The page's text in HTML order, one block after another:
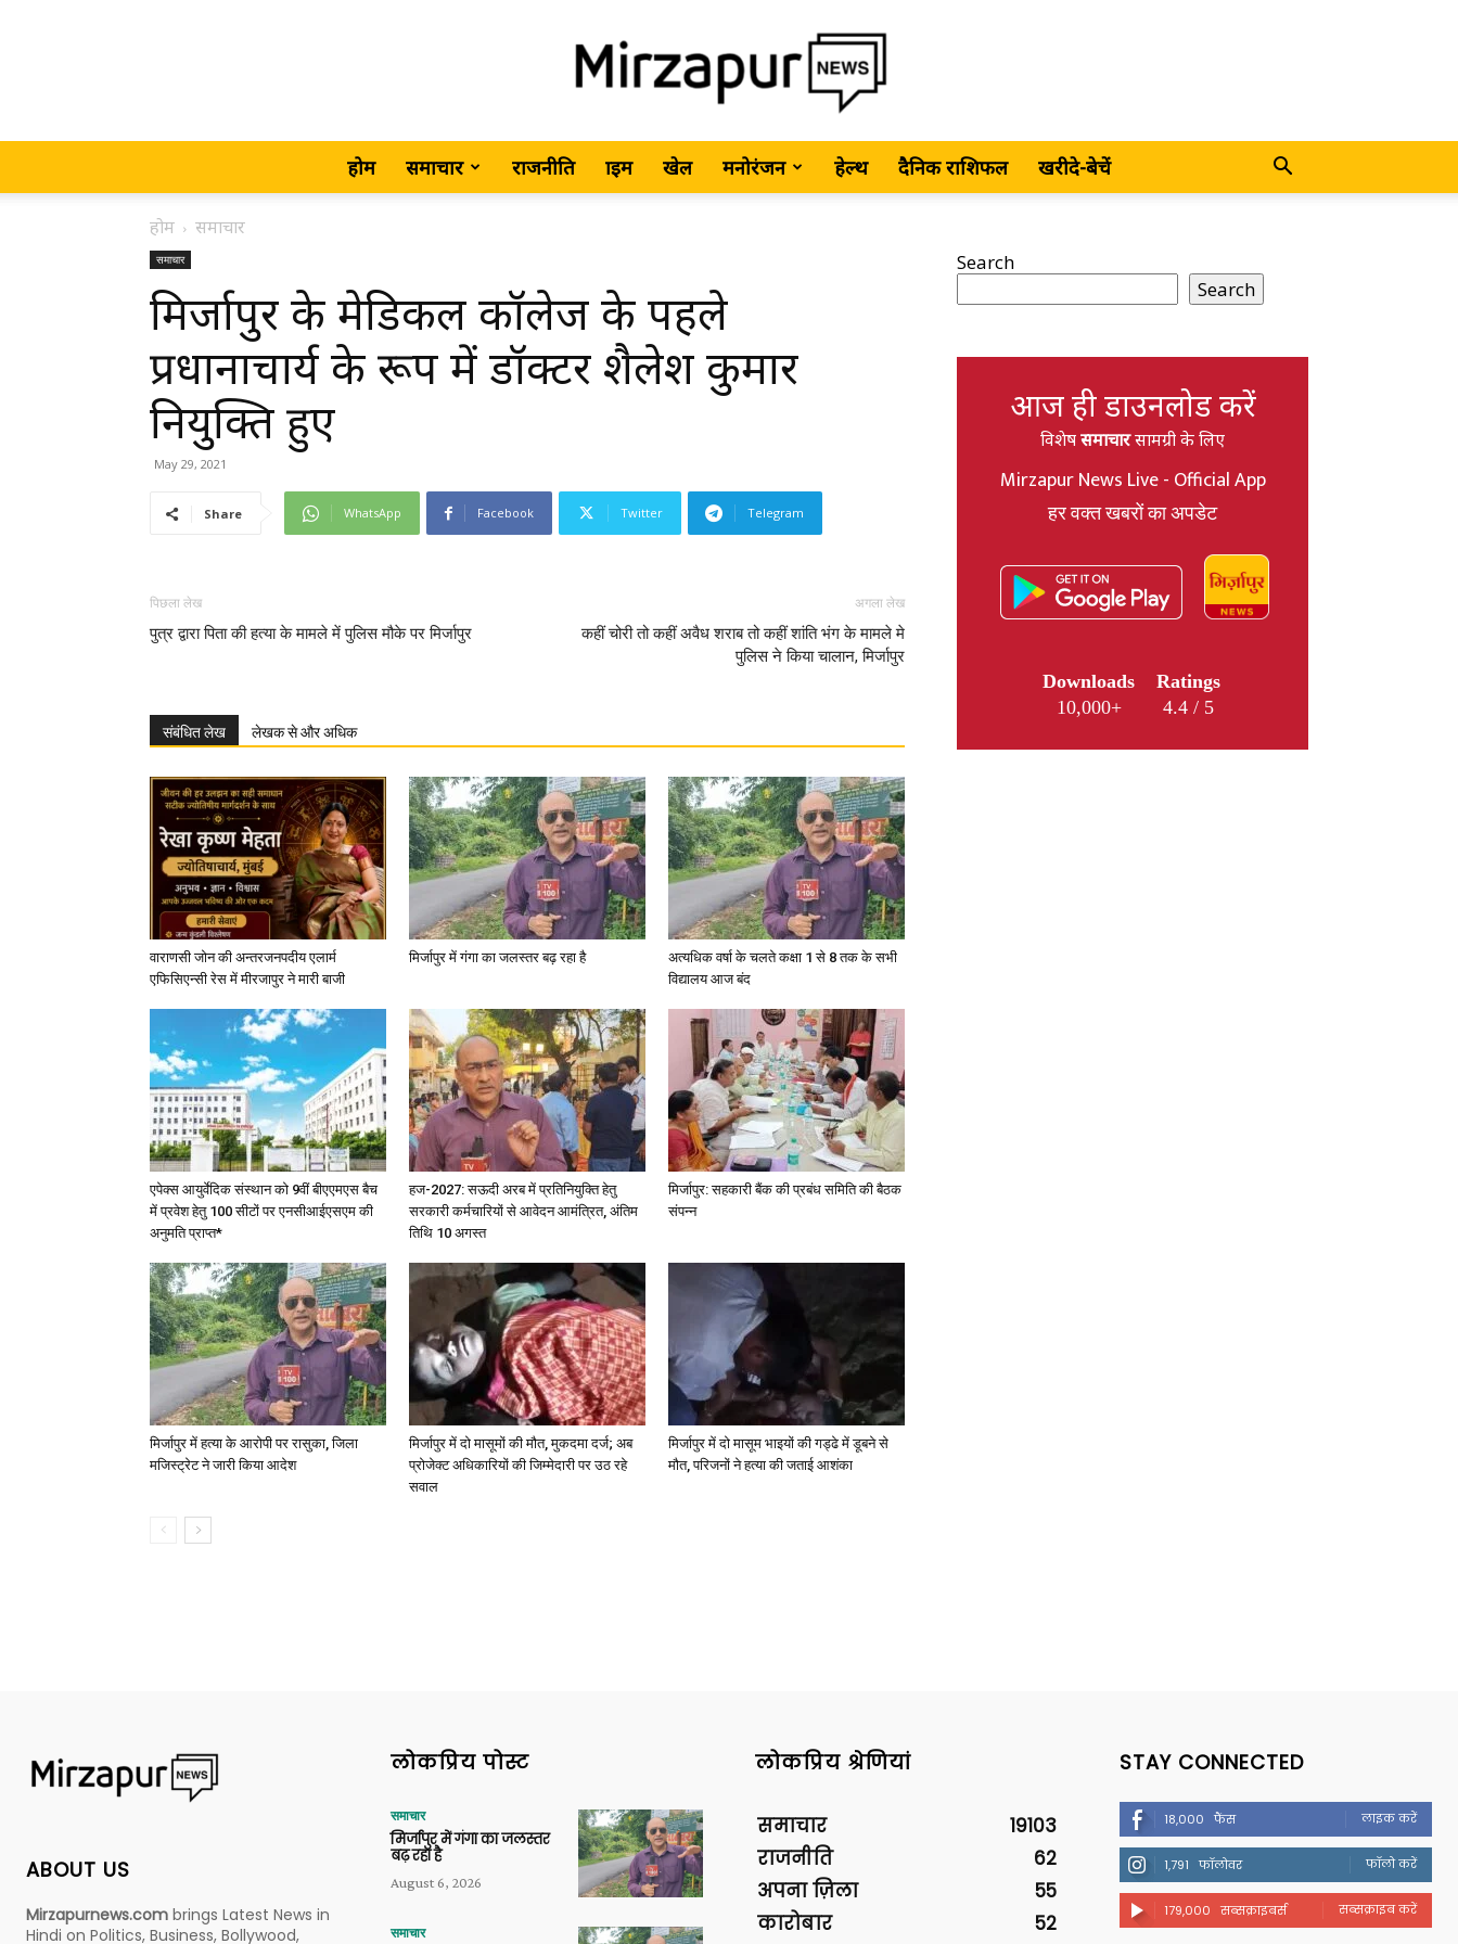
MirzapurNews.com
Latest
News
in
Hindi,
Today
Hindi
होम समाचार राजनीति क्राइम खेल मनोरंजन हेल्थ दैनिक राशिफल खरीदे-बेचें
होम समाचार
समाचार
मिर्जापुर के मेडिकल कॉलेज के पहले
प्रधानाचार्य के रूप में डॉक्टर शैलेश कुमार
नियुक्ति हुए
May 29, 2021
Share WhatsApp Facebook Twitter Telegram
पिछला लेख
पुत्र द्वारा पिता की हत्या के मामले में पुलिस मौके पर मिर्जापुर
अगला लेख
कहीं चोरी तो कहीं अवैध शराब तो कहीं शांति भंग के मामले मे
पुलिस ने किया चालान, मिर्जापुर
संबंधित लेख लेखक से और अधिक
वाराणसी जोन की अन्तरजनपदीय एलार्म
एफिसिएन्सी रेस में मीरजापुर ने मारी बाजी
मिर्जापुर में गंगा का जलस्तर बढ़ रहा है
अत्यधिक वर्षा के चलते कक्षा 1 से 8 तक के सभी
विद्यालय आज बंद
एपेक्स आयुर्वेदिक संस्थान को 9वीं बीएएमएस बैच
में प्रवेश हेतु 100 सीटों पर एनसीआईएसएम की
अनुमति प्राप्त*
हज-2027: सऊदी अरब में प्रतिनियुक्ति हेतु
सरकारी कर्मचारियों से आवेदन आमंत्रित, अंतिम
तिथि 10 अगस्त
मिर्जापुर: सहकारी बैंक की प्रबंध समिति की बैठक
संपन्न
मिर्जापुर में हत्या के आरोपी पर रासुका, जिला
मजिस्ट्रेट ने जारी किया आदेश
मिर्जापुर में दो मासूमों की मौत, मुकदमा दर्ज; अब
प्रोजेक्ट अधिकारियों की जिम्मेदारी पर उठ रहे
सवाल
मिर्जापुर में दो मासूम भाइयों की गड्ढे में डूबने से
मौत, परिजनों ने हत्या की जताई आशंका
Search
Search
आज ही डाउनलोड करें
विशेषसमाचारसामग्री के लिए
Mirzapur News Live - Official App
हर वक्त खबरों का अपडेट
Downloads
10,000+
Ratings
4.4 / 5
ABOUT US
Mirzapurnews.com brings Latest News in
Hindi on Politics, Business, Bollywood,
लोकप्रिय पोस्ट
समाचार
मिर्जापुर में गंगा का जलस्तर
बढ़ रहा है
August 6, 2026
समाचार
लोकप्रिय श्रेणियां
समाचार
19103
राजनीति
62
अपना ज़िला
55
कारोबार
52
STAY CONNECTED
18,000 फैंस लाइक करें
1,791 फॉलोवर फॉलो करें
179,000 सब्सक्राइबर्स सब्सक्राइब करें